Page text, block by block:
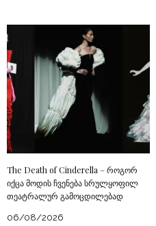
The Death of Cinderella – როგორ
იქცა მოდის ჩვენება სრულყოფილ
თეატრალურ გამოცდილებად
06/08/2026